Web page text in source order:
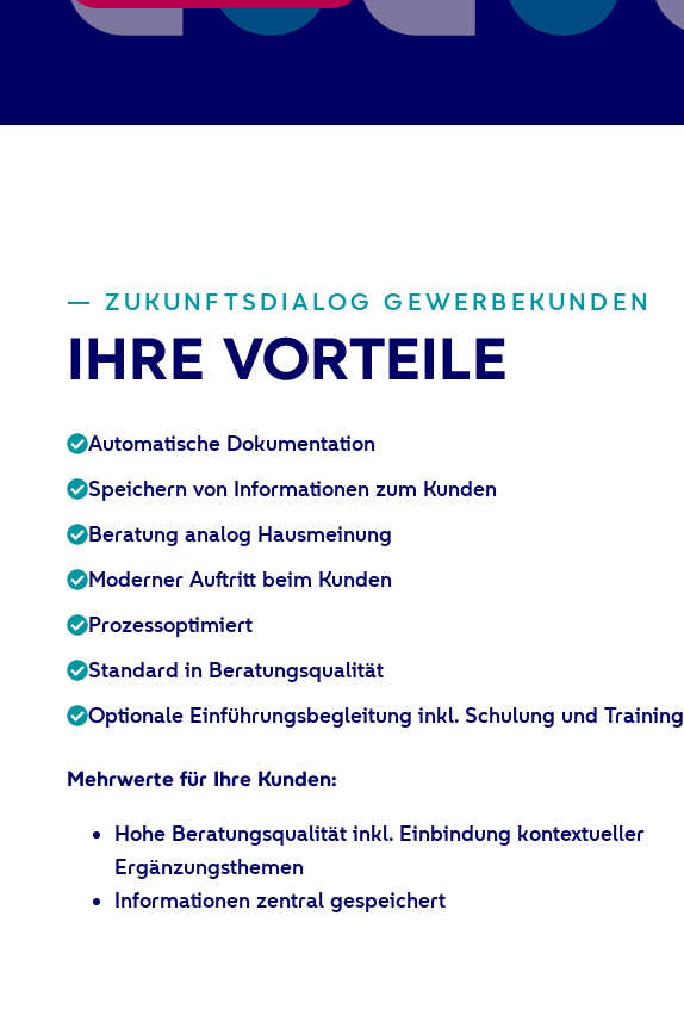
— ZUKUNFTSDIALOG GEWERBEKUNDEN​
IHRE VORTEILE
Automatische Dokumentation
Speichern von Informationen zum Kunden
Beratung analog Hausmeinung
Moderner Auftritt beim Kunden
Prozessoptimiert
Standard in Beratungsqualität
Optionale Einführungsbegleitung inkl. Schulung und Training
Mehrwerte für Ihre Kunden:
Hohe Beratungsqualität inkl. Einbindung kontextueller
Ergänzungsthemen
Informationen zentral gespeichert